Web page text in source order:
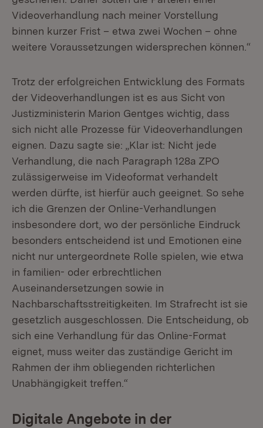
Videoverhandlung nach meiner Vorstellung
binnen kurzer Frist – etwa zwei Wochen – ohne
weitere Voraussetzungen widersprechen können.“
Trotz der erfolgreichen Entwicklung des Formats
der Videoverhandlungen ist es aus Sicht von
Justizministerin Marion Gentges wichtig, dass
sich nicht alle Prozesse für Videoverhandlungen
eignen. Dazu sagte sie: „Klar ist: Nicht jede
Verhandlung, die nach Paragraph 128a ZPO
zulässigerweise im Videoformat verhandelt
werden dürfte, ist hierfür auch geeignet. So sehe
ich die Grenzen der Online-Verhandlungen
insbesondere dort, wo der persönliche Eindruck
besonders entscheidend ist und Emotionen eine
nicht nur untergeordnete Rolle spielen, wie etwa
in familien- oder erbrechtlichen
Auseinandersetzungen sowie in
Nachbarschaftsstreitigkeiten. Im Strafrecht ist sie
gesetzlich ausgeschlossen. Die Entscheidung, ob
sich eine Verhandlung für das Online-Format
eignet, muss weiter das zuständige Gericht im
Rahmen der ihm obliegenden richterlichen
Unabhängigkeit treffen.“
Digitale Angebote in der